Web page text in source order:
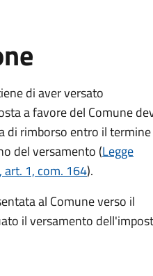
di aver versato
a favore del Comune
di rimborso entro il
del versamento (Legge
1, com. 164).
al Comune verso il
il versamento